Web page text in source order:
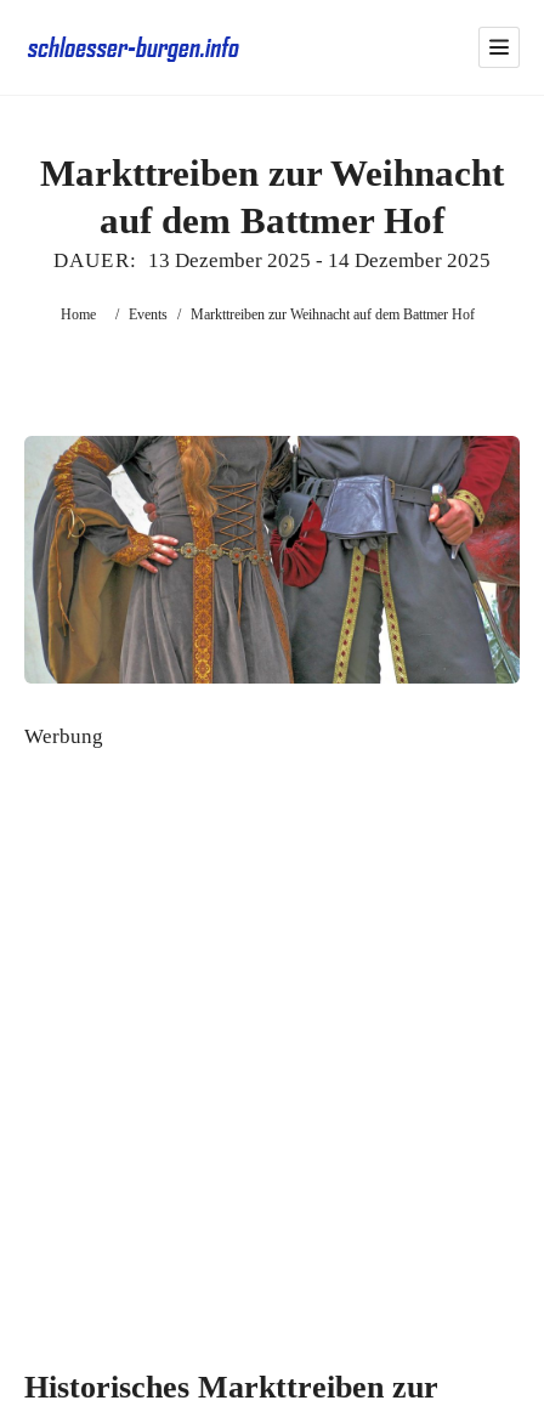
Markttreiben zur Weihnacht
auf dem Battmer Hof
DAUER: 13 Dezember 2025 - 14 Dezember 2025
Home / Events / Markttreiben zur Weihnacht auf dem Battmer Hof
Werbung
Historisches Markttreiben zur